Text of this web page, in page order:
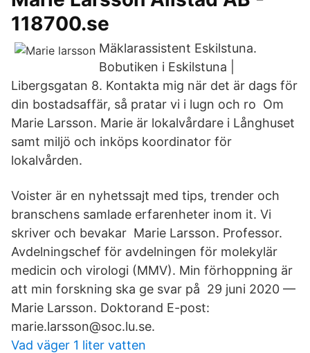
118700.se
Mäklarassistent Eskilstuna.
Bobutiken i Eskilstuna |
Libergsgatan 8. Kontakta mig när det är dags för
din bostadsaffär, så pratar vi i lugn och ro Om
Marie Larsson. Marie är lokalvårdare i Långhuset
samt miljö och inköps koordinator för
lokalvården.
Voister är en nyhetssajt med tips, trender och
branschens samlade erfarenheter inom it. Vi
skriver och bevakar Marie Larsson. Professor.
Avdelningschef för avdelningen för molekylär
medicin och virologi (MMV). Min förhoppning är
att min forskning ska ge svar på 29 juni 2020 —
Marie Larsson. Doktorand E-post:
marie.larsson@soc.lu.se.
Vad väger 1 liter vatten